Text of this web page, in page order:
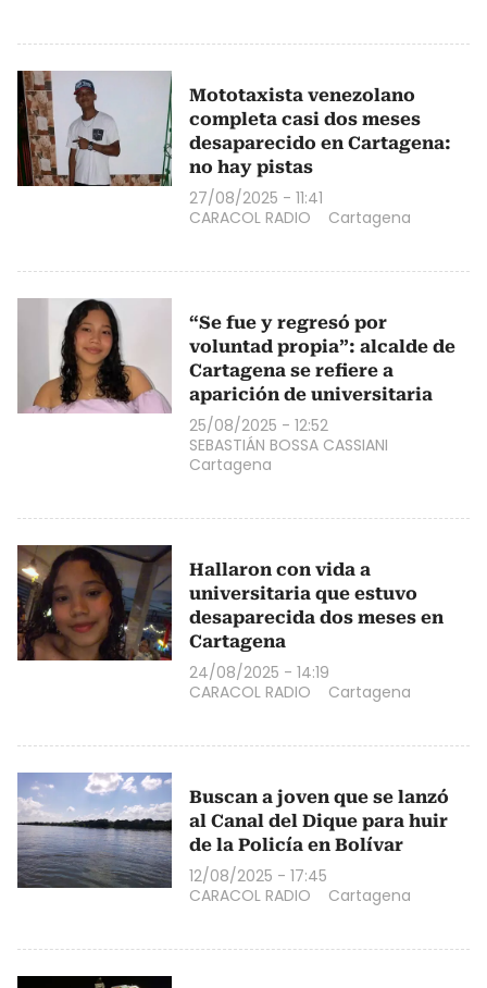
Mototaxista venezolano
completa casi dos meses
desaparecido en Cartagena:
no hay pistas
27/08/2025 - 11:41
CARACOL RADIO
Cartagena
“Se fue y regresó por
voluntad propia”: alcalde de
Cartagena se refiere a
aparición de universitaria
25/08/2025 - 12:52
SEBASTIÁN BOSSA CASSIANI
Cartagena
Hallaron con vida a
universitaria que estuvo
desaparecida dos meses en
Cartagena
24/08/2025 - 14:19
CARACOL RADIO
Cartagena
Buscan a joven que se lanzó
al Canal del Dique para huir
de la Policía en Bolívar
12/08/2025 - 17:45
CARACOL RADIO
Cartagena